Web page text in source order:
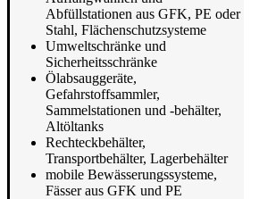
Abfüllstationen aus GFK, PE oder
Stahl, Flächenschutzsysteme
Umweltschränke und
Sicherheitsschränke
Ölabsauggeräte,
Gefahrstoffsammler,
Sammelstationen und -behälter,
Altöltanks
Rechteckbehälter,
Transportbehälter, Lagerbehälter
mobile Bewässerungssysteme,
Fässer aus GFK und PE